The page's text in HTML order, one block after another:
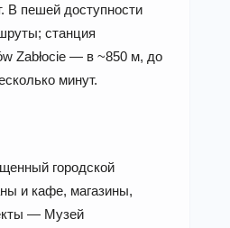
В пешей доступности
станция
Zabłocie — в ~850 м, до
минут.
городской
и кафе, магазины,
— Музей